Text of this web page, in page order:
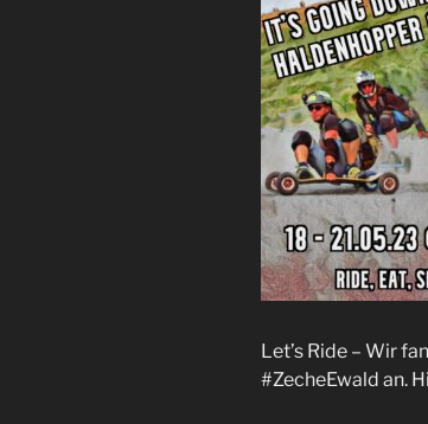
Let’s Ride – Wir
#ZecheEwald an.